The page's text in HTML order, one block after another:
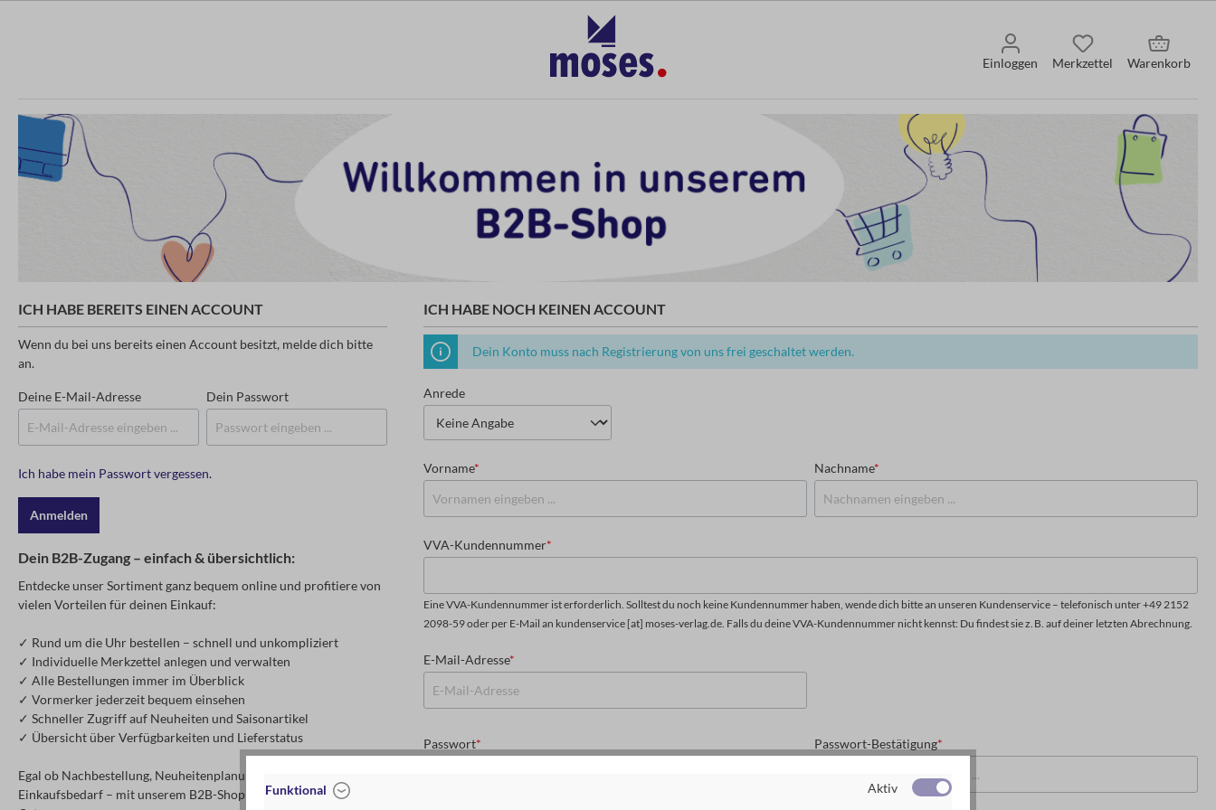
Einloggen Merkzettel Warenkorb
ICH HABE BEREITS EINEN ACCOUNT
Wenn du bei uns bereits einen Account besitzt, melde dich bitte
an.
Deine E-Mail-Adresse Dein Passwort
Ich habe mein Passwort vergessen.
Anmelden
Dein B2B-Zugang – einfach & übersichtlich:
Entdecke unser Sortiment ganz bequem online und profitiere von
vielen Vorteilen für deinen Einkauf:
✓ Rund um die Uhr bestellen – schnell und unkompliziert
✓ Individuelle Merkzettel anlegen und verwalten
✓ Alle Bestellungen immer im Überblick
✓ Vormerker jederzeit bequem einsehen
✓ Schneller Zugriff auf Neuheiten und Saisonartikel
✓ Übersicht über Verfügbarkeiten und Lieferstatus
Egal ob Nachbestellung, Neuheitenplanung oder spontaner
Einkaufsbedarf – mit unserem B2B-Shop hast du alles an einem
ICH HABE NOCH KEINEN ACCOUNT
Dein Konto muss nach Registrierung von uns frei geschaltet werden.
Anrede
Vorname* Nachname*
VVA-Kundennummer*
Eine VVA-Kundennummer ist erforderlich. Solltest du noch keine Kundennummer haben, wende dich bitte an unseren Kundenservice – telefonisch unter +49 2152
2098-59 oder per E-Mail an kundenservice [at] moses-verlag.de. Falls du deine VVA-Kundennummer nicht kennst: Du findest sie z. B. auf deiner letzten Abrechnung.
E-Mail-Adresse*
Passwort* Passwort-Bestätigung*
Funktional Aktiv